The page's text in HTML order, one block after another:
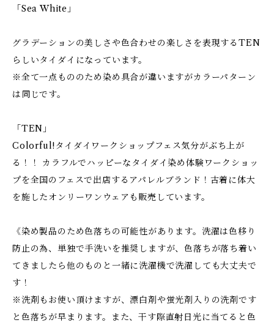
「Sea White」
グラデーションの美しさや色合わせの楽しさを表現するTEN
らしいタイダイになっています。
※全て一点もののため染め具合が違いますがカラーパターン
は同じです。
「TEN」
Colorful!タイダイワークショップフェス気分がぶち上が
る！！ カラフルでハッピーなタイダイ染め体験ワークショッ
プを全国のフェスで出店するアパレルブランド！古着に体大
を施したオンリーワンウェアも販売しています。
《染め製品のため色落ちの可能性があります。洗濯は色移り
防止の為、単独で手洗いを推奨しますが、色落ちが落ち着い
てきましたら他のものと一緒に洗濯機で洗濯しても大丈夫で
す！
※洗剤もお使い頂けますが、漂白剤や蛍光剤入りの洗剤です
と色落ちが早まります。また、干す際直射日光に当てると色